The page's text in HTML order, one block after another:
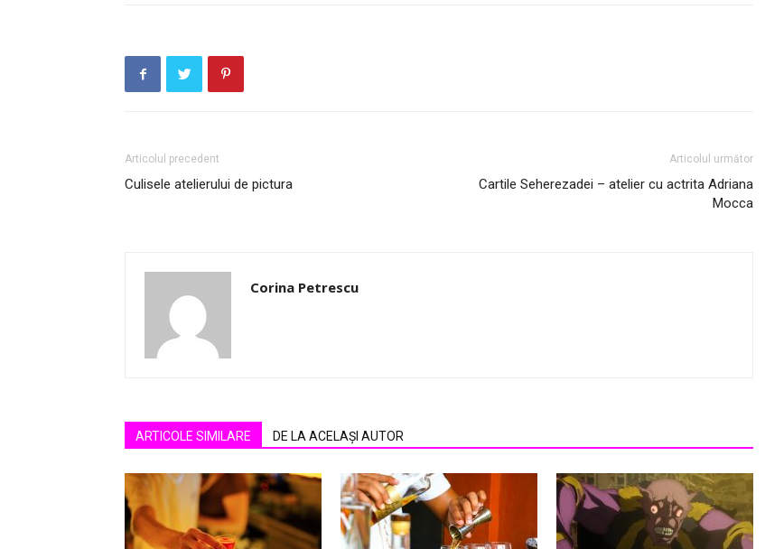
Articolul precedent
Culisele atelierului de pictura
Articolul următor
Cartile Seherezadei – atelier cu actrita Adriana
Mocca
Corina Petrescu
ARTICOLE SIMILARE DE LA ACELAȘI AUTOR